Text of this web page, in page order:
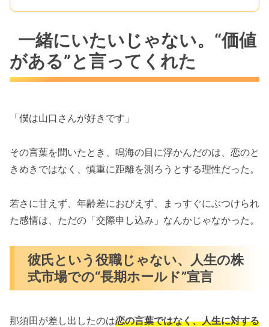
一緒にいたいじゃない。“価値
がある”と言ってくれた
「僕は山口さんが好きです」
その言葉を聞いたとき、鳴海の目に浮かんだのは、恋のと
きめきではなく、慎重に距離を測ろうとする理性だった。
若さに甘えず、年齢差におびえず、まっすぐにぶつけられ
た感情は、ただの「交際申し込み」なんかじゃなかった。
彼氏という役職じゃない、人生の株
式市場での“長期ホールド”宣言
那須田が差し出したのは恋の言葉ではなく、人生に対する